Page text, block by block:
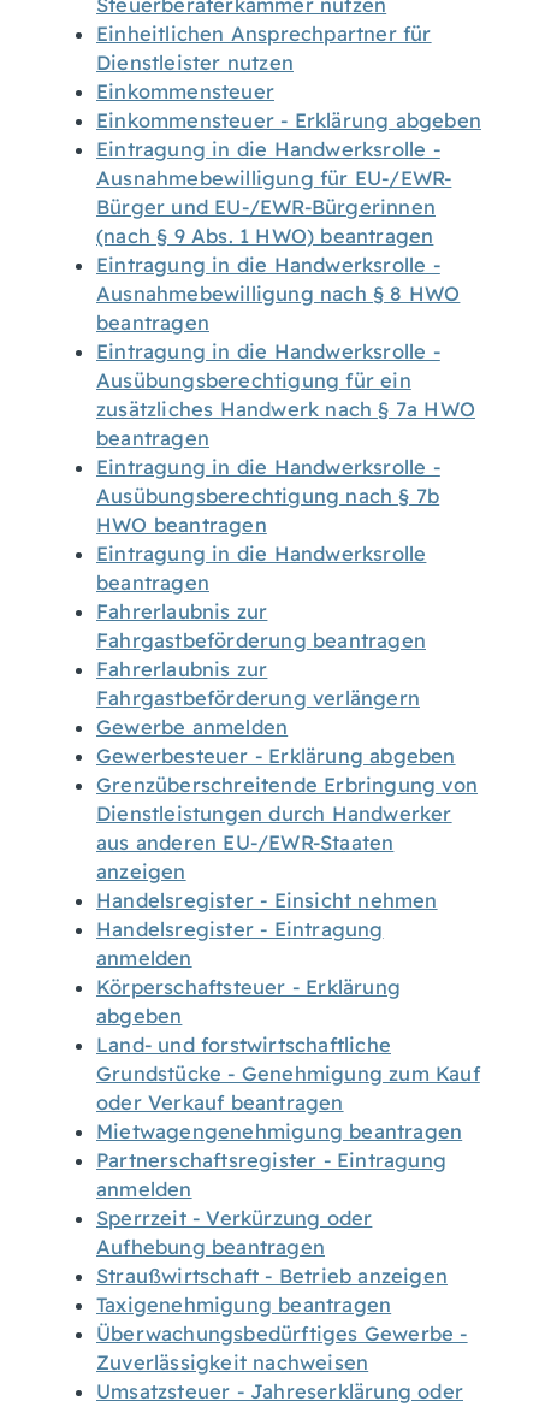
Steuerberaterkammer nutzen
Einheitlichen Ansprechpartner für
Dienstleister nutzen
Einkommensteuer
Einkommensteuer - Erklärung abgeben
Eintragung in die Handwerksrolle -
Ausnahmebewilligung für EU-/EWR-
Bürger und EU-/EWR-Bürgerinnen
(nach § 9 Abs. 1 HWO) beantragen
Eintragung in die Handwerksrolle -
Ausnahmebewilligung nach § 8 HWO
beantragen
Eintragung in die Handwerksrolle -
Ausübungsberechtigung für ein
zusätzliches Handwerk nach § 7a HWO
beantragen
Eintragung in die Handwerksrolle -
Ausübungsberechtigung nach § 7b
HWO beantragen
Eintragung in die Handwerksrolle
beantragen
Fahrerlaubnis zur
Fahrgastbeförderung beantragen
Fahrerlaubnis zur
Fahrgastbeförderung verlängern
Gewerbe anmelden
Gewerbesteuer - Erklärung abgeben
Grenzüberschreitende Erbringung von
Dienstleistungen durch Handwerker
aus anderen EU-/EWR-Staaten
anzeigen
Handelsregister - Einsicht nehmen
Handelsregister - Eintragung
anmelden
Körperschaftsteuer - Erklärung
abgeben
Land- und forstwirtschaftliche
Grundstücke - Genehmigung zum Kauf
oder Verkauf beantragen
Mietwagengenehmigung beantragen
Partnerschaftsregister - Eintragung
anmelden
Sperrzeit - Verkürzung oder
Aufhebung beantragen
Straußwirtschaft - Betrieb anzeigen
Taxigenehmigung beantragen
Überwachungsbedürftiges Gewerbe -
Zuverlässigkeit nachweisen
Umsatzsteuer - Jahreserklärung oder